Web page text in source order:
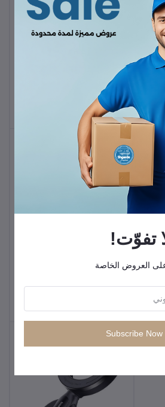
حامل موبايل بمشبك
تفوّت!
العروض الخاصة
Subscribe Now